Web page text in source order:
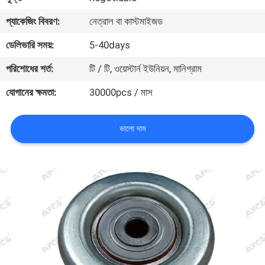
পরিদর্শন
মান
নিয়ন্ত্রণ
আমাদের
সাথে
যোগাযোগ
খবর
একটি
প্যাকেজিং বিবরণ:
নেত্রাল বা কাস্টমাইজড
ডেলিভারি সময়:
5-40days
পরিশোধের শর্ত:
টি / টি, ওয়েস্টার্ন ইউনিয়ন, মানিগ্রাম
যোগানের ক্ষমতা:
30000pcs / মাস
ভালো দাম